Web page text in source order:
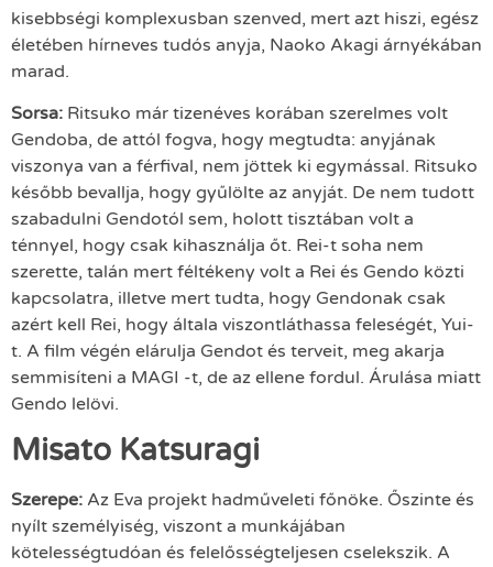
kisebbségi komplexusban szenved, mert azt hiszi, egész
életében hírneves tudós anyja, Naoko Akagi árnyékában
marad.
Sorsa: Ritsuko már tizenéves korában szerelmes volt
Gendoba, de attól fogva, hogy megtudta: anyjának
viszonya van a férfival, nem jöttek ki egymással. Ritsuko
később bevallja, hogy gyűlölte az anyját. De nem tudott
szabadulni Gendotól sem, holott tisztában volt a
ténnyel, hogy csak kihasználja őt. Rei-t soha nem
szerette, talán mert féltékeny volt a Rei és Gendo közti
kapcsolatra, illetve mert tudta, hogy Gendonak csak
azért kell Rei, hogy általa viszontláthassa feleségét, Yui-
t. A film végén elárulja Gendot és terveit, meg akarja
semmisíteni a MAGI -t, de az ellene fordul. Árulása miatt
Gendo lelövi.
Misato Katsuragi
Szerepe: Az Eva projekt hadműveleti főnöke. Őszinte és
nyílt személyiség, viszont a munkájában
kötelességtudóan és felelősségteljesen cselekszik. A